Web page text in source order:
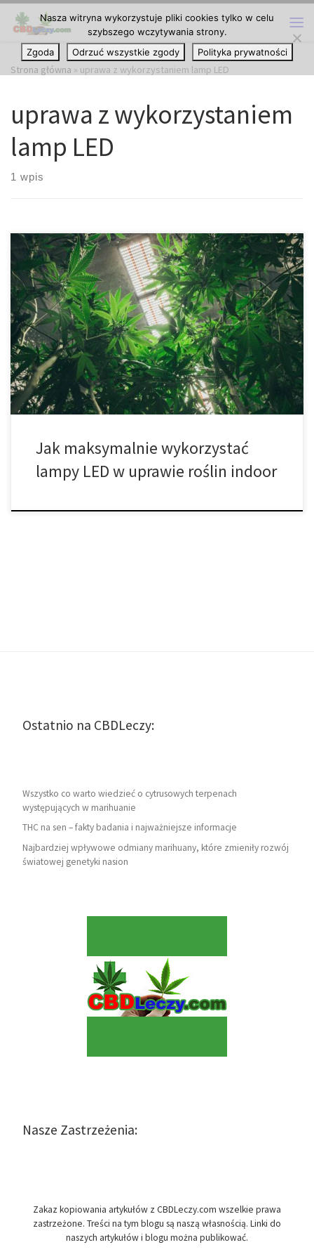
Przejdź do treści
Strona główna » uprawa z wykorzystaniem lamp LED
uprawa z wykorzystaniem
lamp LED
1 wpis
Jak maksymalnie wykorzystać lampy LED w uprawie roślin indoor
Nowoczesna uprawa hydroponiczna oraz ogrodnictwo domowe
korzystają dziś z technologii, które jeszcze kilkanaście lat temu
były poza zasięgiem. Największą rewolucję przyniosły lampy LED
do uprawy roślin, które zmieniły sposób, w jaki ogrodnicy planują
oświetlenie. Dzięki nim można osiągnąć większe plony, szybsze
[…]
Jak maksymalnie wykorzystać
lampy LED w uprawie roślin indoor
Ostatnio na CBDLeczy:
Wszystko co warto wiedzieć o cytrusowych terpenach
występujących w marihuanie
THC na sen – fakty badania i najważniejsze informacje
Najbardziej wpływowe odmiany marihuany, które zmieniły rozwój
światowej genetyki nasion
Nasze Zastrzeżenia:
Zakaz kopiowania artykułów z CBDLeczy.com wszelkie prawa
zastrzeżone. Treści na tym blogu są naszą własnością. Linki do
naszych artykułów i blogu można publikować.
Nasza witryna wykorzystuje pliki cookies tylko w celu
szybszego wczytywania strony.
Zgoda
Odrzuć wszystkie zgody Polityka prywatności